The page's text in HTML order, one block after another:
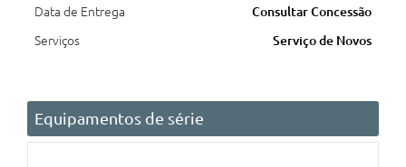
Data de Entrega
Consultar Concessão
Serviços
Serviço de Novos
Equipamentos de série